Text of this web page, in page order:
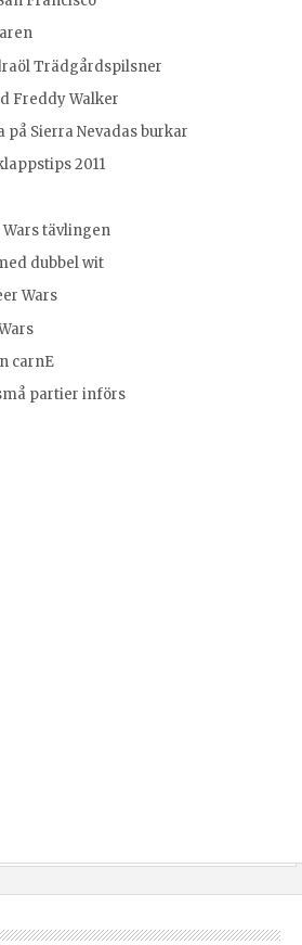
Trädgårdspilsner
Freddy Walker
på Sierra Nevadas burkar
2011
tävlingen
dubbel wit
Wars
carnE
partier införs